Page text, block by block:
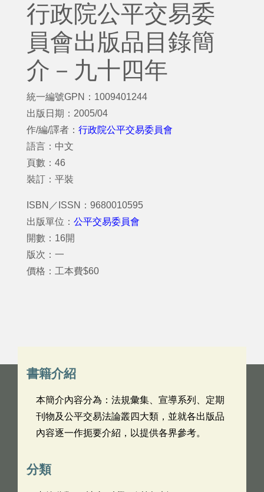
行政院公平交易委
員會出版品目錄簡
介－九十四年
統一編號GPN：1009401244
出版日期：2005/04
作/編/譯者： 行政院公平交易委員會
語言：中文
頁數：46
裝訂：平裝
ISBN／ISSN：9680010595
出版單位： 公平交易委員會
開數：16開
版次：一
價格：工本費$60
書籍介紹
本簡介內容分為：法規彙集、宣導系列、定期
刊物及公平交易法論叢四大類，並就各出版品
內容逐一作扼要介紹，以提供各界參考。
分類